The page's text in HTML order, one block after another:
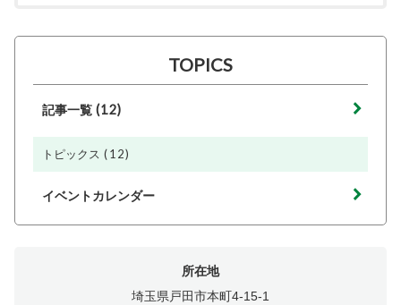
TOPICS
記事一覧 (12)
トピックス (12)
イベントカレンダー
所在地
埼玉県戸田市本町4-15-1